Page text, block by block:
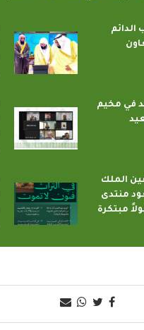
في مخيم
الملك
منتدى
مبتكرة